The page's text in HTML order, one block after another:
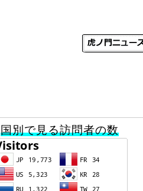
国別で見る訪問者の数